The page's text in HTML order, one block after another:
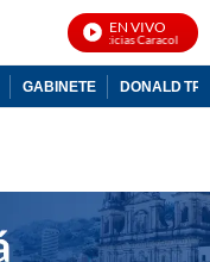
EN VIVO
Noticias Caracol En
GABINETE DONALD